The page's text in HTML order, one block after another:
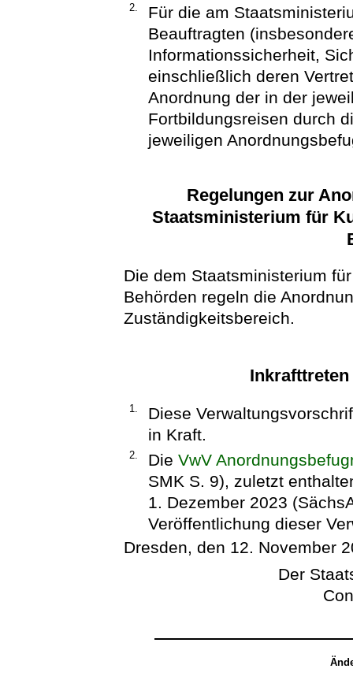
2.
Für die am
Beauftragten
Informationssicherheit,
einschließlich deren
Anordnung der in der
Fortbildungsreisen durch
jeweiligen
Regelungen zur
Staatsministerium für
Die dem Staatsministerium
Behörden regeln die
Zuständigkeitsbereich.
1.
Diese
in Kraft.
2. Die VwV
SMK S. 9), zuletzt
1. Dezember 2023
Veröffentlichung dieser
Dresden, den 12. November
Der